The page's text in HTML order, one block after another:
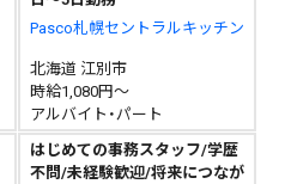
Pasco札幌セントラルキッチン
北海道 江別市
時給1,080円～
アルバイト・パート
はじめての事務スタッフ/学歴
不問/未経験歓迎/将来につなが